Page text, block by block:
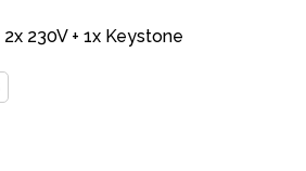
230V + 1x Keystone